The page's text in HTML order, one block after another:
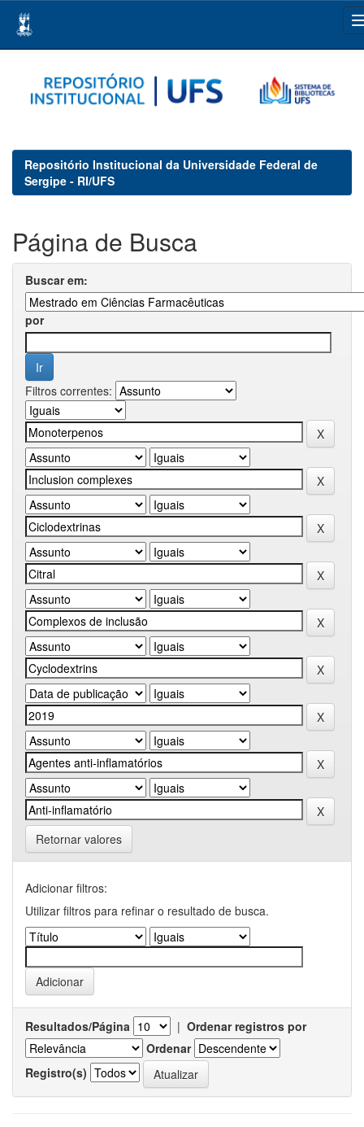
navigation
Repositório Institucional da Universidade Federal de
Sergipe - RI/UFS
Página de Busca
Buscar em:
por
Filtros correntes:
Retornar valores
Adicionar filtros:
Utilizar filtros para refinar o resultado de busca.
Resultados/Página | Ordenar registros por
Ordenar
Registro(s)